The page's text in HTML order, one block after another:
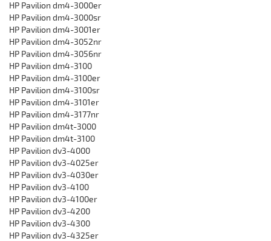
HP Pavilion dm4-3000er
HP Pavilion dm4-3000sr
HP Pavilion dm4-3001er
HP Pavilion dm4-3052nr
HP Pavilion dm4-3056nr
HP Pavilion dm4-3100
HP Pavilion dm4-3100er
HP Pavilion dm4-3100sr
HP Pavilion dm4-3101er
HP Pavilion dm4-3177nr
HP Pavilion dm4t-3000
HP Pavilion dm4t-3100
HP Pavilion dv3-4000
HP Pavilion dv3-4025er
HP Pavilion dv3-4030er
HP Pavilion dv3-4100
HP Pavilion dv3-4100er
HP Pavilion dv3-4200
HP Pavilion dv3-4300
HP Pavilion dv3-4325er